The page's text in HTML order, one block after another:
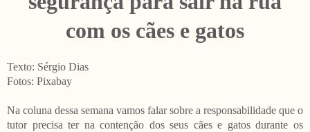
com os cães e gatos
Texto: Sérgio Dias
Fotos: Pixabay
Na coluna dessa semana vamos falar sobre a responsabilidade que o
tutor precisa ter na contenção dos seus cães e gatos durante os